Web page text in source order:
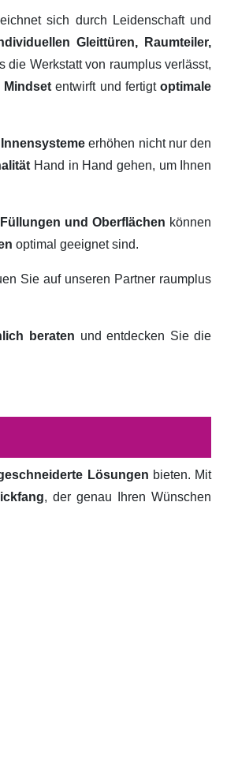
sich durch Leidenschaft und
Gleittüren, Raumteiler,
die Werkstatt von raumplus verlässt,
Mindsetentwirft und fertigtoptimale
erhöhen nicht nur den
Hand in Hand gehen, um Ihnen
und Oberflächen können
optimal geeignet sind.
Sie auf unseren Partner raumplus
beraten und entdecken Sie die
Lösungen bieten. Mit
, der genau Ihren Wünschen